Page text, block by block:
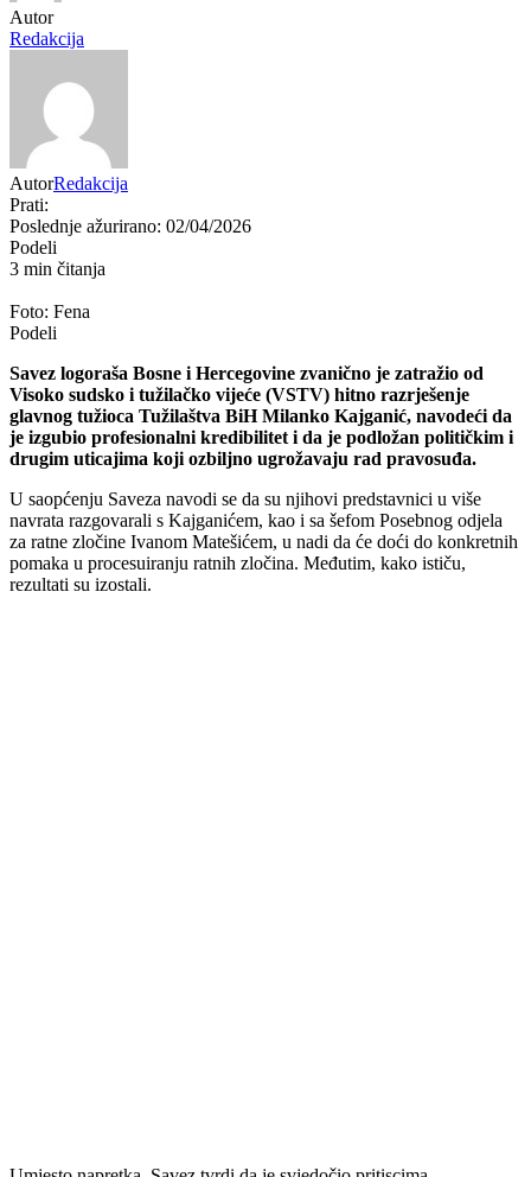
Autor
Redakcija
AutorRedakcija
Prati:
Poslednje ažurirano: 02/04/2026
Podeli
3 min čitanja
Foto: Fena
Podeli
Savez logoraša Bosne i Hercegovine zvanično je zatražio od
Visoko sudsko i tužilačko vijeće (VSTV) hitno razrješenje
glavnog tužioca Tužilaštva BiHMilanko Kajganić, navodeći da
je izgubio profesionalni kredibilitet i da je podložan političkim i
drugim uticajima koji ozbiljno ugrožavaju rad pravosuđa.
U saopćenju Saveza navodi se da su njihovi predstavnici u više
navrata razgovarali s Kajganićem, kao i sa šefom Posebnog odjela
za ratne zločine Ivanom Matešićem, u nadi da će doći do konkretnih
pomaka u procesuiranju ratnih zločina. Međutim, kako ističu,
rezultati su izostali.